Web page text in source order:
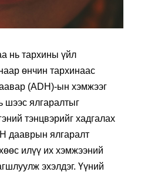
нь тархины үйл
өнчин тархинаас
(ADH)-ын хэмжээг
шээс ялгаралтыг
тэнцвэрийг хадгалах
дааврын ялгаралт
илүү их хэмжээний
эхэлдэг. Үүний